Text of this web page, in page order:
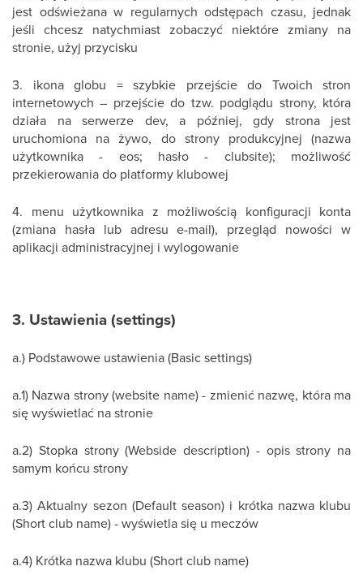
jest odświeżana w regularnych odstępach czasu, jednak
jeśli chcesz natychmiast zobaczyć niektóre zmiany na
stronie, użyj przycisku
3. ikona globu = szybkie przejście do Twoich stron
internetowych – przejście do tzw. podglądu strony, która
działa na serwerze dev, a później, gdy strona jest
uruchomiona na żywo, do strony produkcyjnej (nazwa
użytkownika - eos; hasło - clubsite); możliwość
przekierowania do platformy klubowej
4. menu użytkownika z możliwością konfiguracji konta
(zmiana hasła lub adresu e-mail), przegląd nowości w
aplikacji administracyjnej i wylogowanie
3. Ustawienia (settings)
a.) Podstawowe ustawienia (Basic settings)
a.1) Nazwa strony (website name) - zmienić nazwę, która ma
się wyświetlać na stronie
a.2) Stopka strony (Webside description) - opis strony na
samym końcu strony
a.3) Aktualny sezon (Default season) i krótka nazwa klubu
(Short club name) - wyświetla się u meczów
a.4) Krótka nazwa klubu (Short club name)